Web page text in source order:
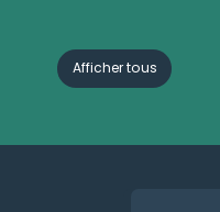
Afficher tous